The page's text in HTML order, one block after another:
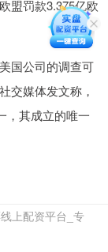
盟罚款3.375亿欧
国公司的调查可
交媒体发文称，
，其成立的唯一
上配资平台_专